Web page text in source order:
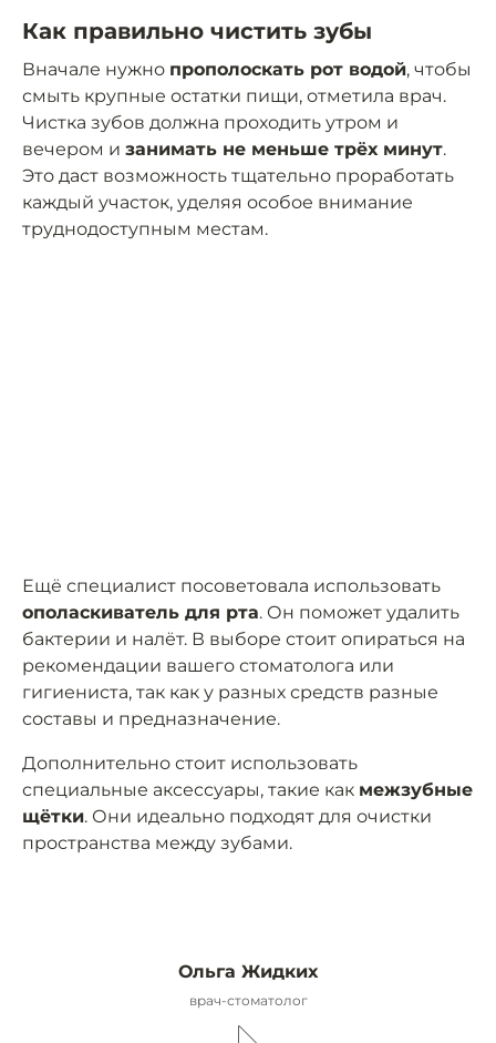
Как правильно чистить зубы
Вначале нужно прополоскать рот водой, чтобы
смыть крупные остатки пищи, отметила врач.
Чистка зубов должна проходить утром и
вечером и занимать не меньше трёх минут.
Это даст возможность тщательно проработать
каждый участок, уделяя особое внимание
труднодоступным местам.
Ещё специалист посоветовала использовать
ополаскиватель для рта. Он поможет удалить
бактерии и налёт. В выборе стоит опираться на
рекомендации вашего стоматолога или
гигиениста, так как у разных средств разные
составы и предназначение.
Дополнительно стоит использовать
специальные аксессуары, такие как межзубные
щётки. Они идеально подходят для очистки
пространства между зубами.
Ольга Жидких
врач-стоматолог